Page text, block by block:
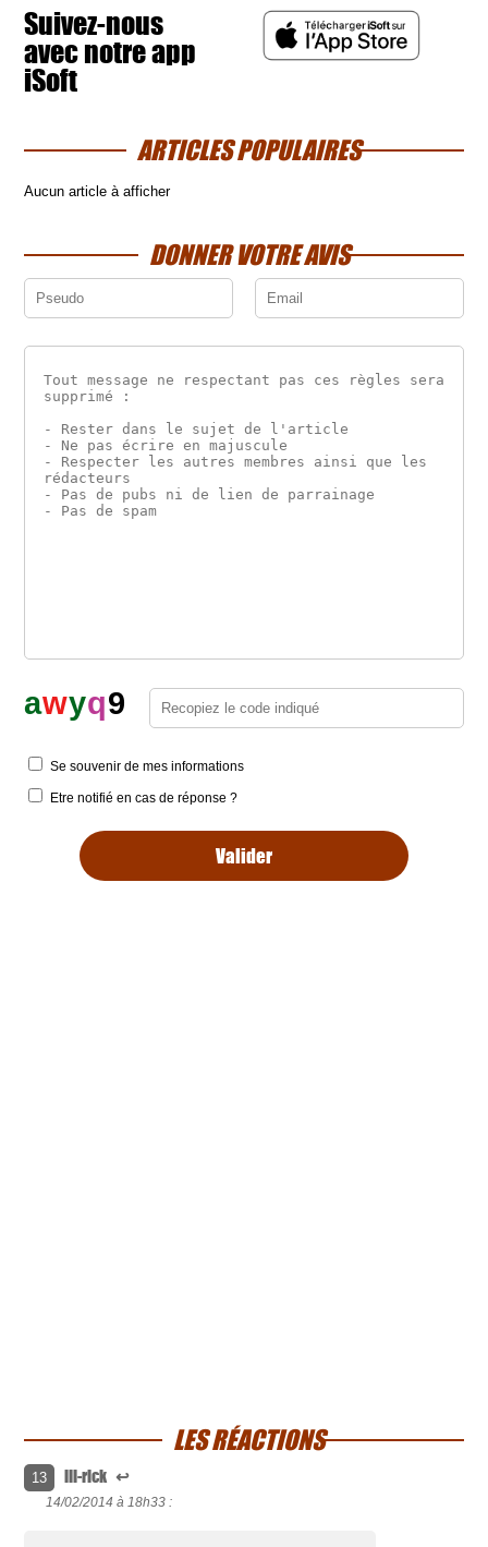
Suivez-nous
avec notre app
iSoft
ARTICLES POPULAIRES
Aucun article à afficher
DONNER VOTRE AVIS
awyq9
Se souvenir de mes informations
Etre notifié en cas de réponse ?
LES RÉACTIONS
13 lil-rick ↩
14/02/2014 à 18h33 :